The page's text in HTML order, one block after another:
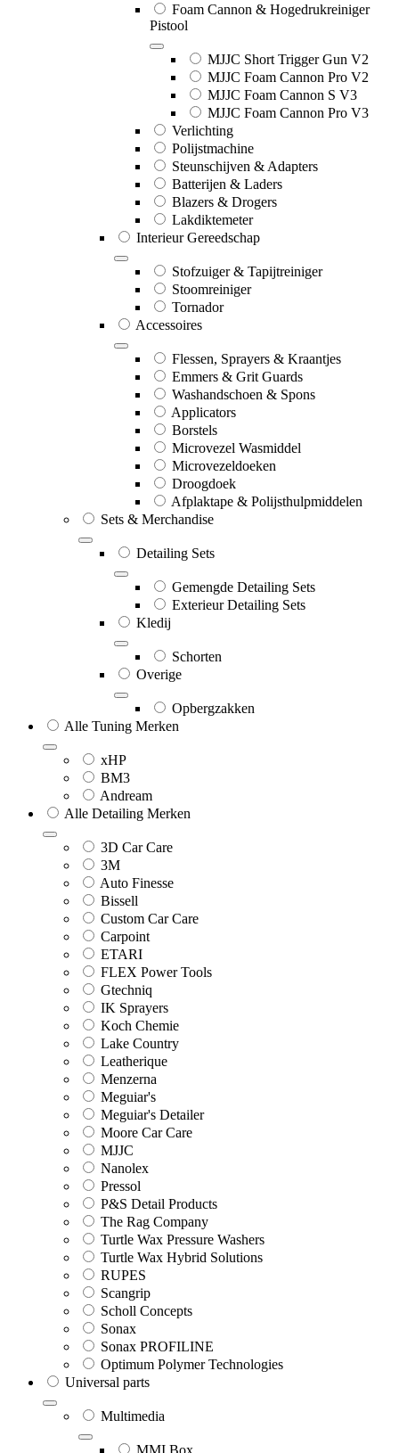
Foam Cannon & Hogedrukreiniger
Pistool
MJJC Short Trigger Gun V2
MJJC Foam Cannon Pro V2
MJJC Foam Cannon S V3
MJJC Foam Cannon Pro V3
Verlichting
Polijstmachine
Steunschijven & Adapters
Batterijen & Laders
Blazers & Drogers
Lakdiktemeter
Interieur Gereedschap
Stofzuiger & Tapijtreiniger
Stoomreiniger
Tornador
Accessoires
Flessen, Sprayers & Kraantjes
Emmers & Grit Guards
Washandschoen & Spons
Applicators
Borstels
Microvezel Wasmiddel
Microvezeldoeken
Droogdoek
Afplaktape & Polijsthulpmiddelen
Sets & Merchandise
Detailing Sets
Gemengde Detailing Sets
Exterieur Detailing Sets
Kledij
Schorten
Overige
Opbergzakken
Alle Tuning Merken
xHP
BM3
Andream
Alle Detailing Merken
3D Car Care
3M
Auto Finesse
Bissell
Custom Car Care
Carpoint
ETARI
FLEX Power Tools
Gtechniq
IK Sprayers
Koch Chemie
Lake Country
Leatherique
Menzerna
Meguiar's
Meguiar's Detailer
Moore Car Care
MJJC
Nanolex
Pressol
P&S Detail Products
The Rag Company
Turtle Wax Pressure Washers
Turtle Wax Hybrid Solutions
RUPES
Scangrip
Scholl Concepts
Sonax
Sonax PROFILINE
Optimum Polymer Technologies
Universal parts
Multimedia
MMI Box